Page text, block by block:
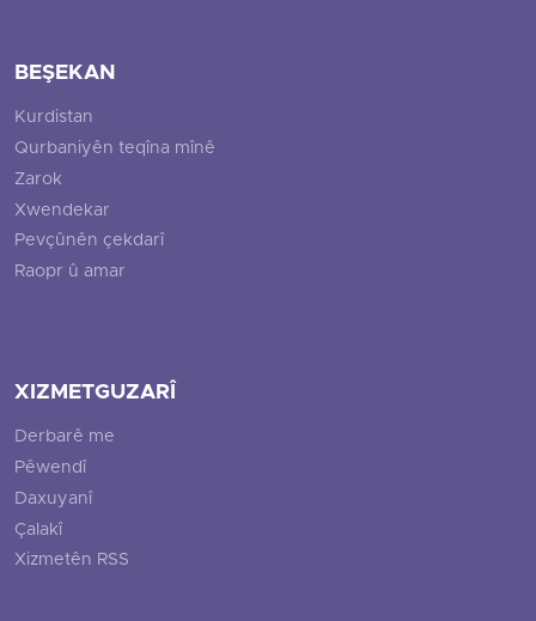
BEŞEKAN
Kurdistan
Qurbaniyên teqîna mînê
Zarok
Xwendekar
Pevçûnên çekdarî
Raopr û amar
XIZMETGUZARÎ
Derbarê me
Pêwendî
Daxuyanî
Çalakî
Xizmetên RSS